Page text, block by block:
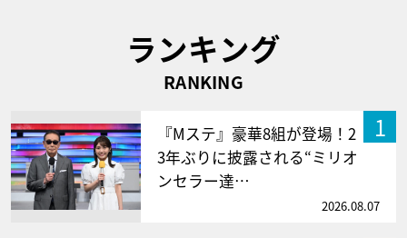
ランキング
RANKING
1
『Mステ』豪華8組が登場！2
3年ぶりに披露される“ミリオ
ンセラー達…
2026.08.07